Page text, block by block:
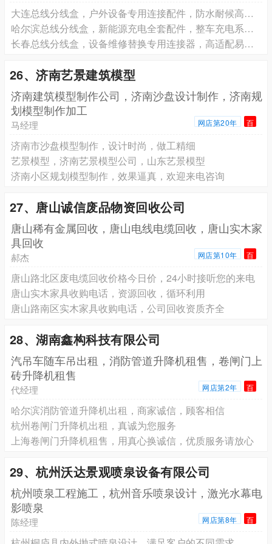
大连总线分线盒，户外设备专用连接配件，防水耐候高稳定
哈尔滨总线分线盒，新能源充电全套配件，整车充电系统配套
长春总线分线盒，设备维修替换专用连接器，高适配易安装
26、济南艺景建筑模型
济南建筑模型制作公司，济南沙盘设计制作，济南规
划模型制作加工
马经理 网店第20年 百
济南市沙盘模型制作，设计时尚，做工精细
艺景模型，济南艺景模型公司，山东艺景模型
济南小区规划模型制作，效果逼真，欢迎来电咨询
27、唐山诚信废品物资回收公司
唐山稀有金属回收，唐山电线电缆回收，唐山实木家
具回收
郝杰 网店第10年 百
唐山路北区废电缆回收价格今日价，24小时接听您的来电
唐山实木家具收购电话，资源回收，循环利用
唐山路南区实木家具收购电话，公司回收资质齐全
28、湖南鑫构科技有限公司
汽吊车随车吊出租，消防管道升降机租售，卷闸门上
砖升降机租售
代经理 网店第2年 百
哈尔滨消防管道升降机出租，商家诚信，顾客相信
杭州卷闸门升降机出租，真诚为您服务
上海卷闸门升降机租售，用真心换诚信，优质服务请放心
29、杭州沃达景观喷泉设备有限公司
杭州喷泉工程施工，杭州音乐喷泉设计，激光水幕电
影喷泉
陈经理 网店第8年 百